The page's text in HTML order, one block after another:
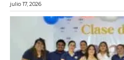
julio 17, 2026